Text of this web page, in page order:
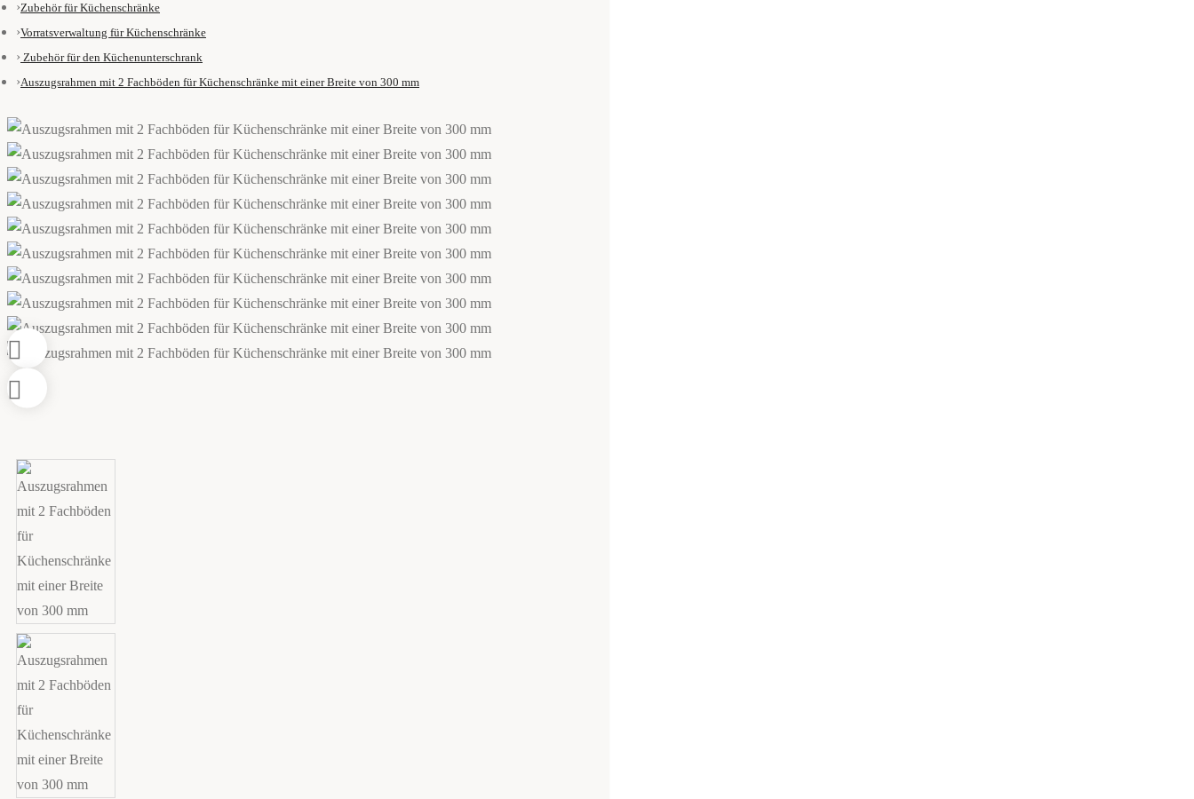
Zubehör für Küchenschränke
Vorratsverwaltung für Küchenschränke
Zubehör für den Küchenunterschrank
Auszugsrahmen mit 2 Fachböden für Küchenschränke mit einer Breite von 300 mm